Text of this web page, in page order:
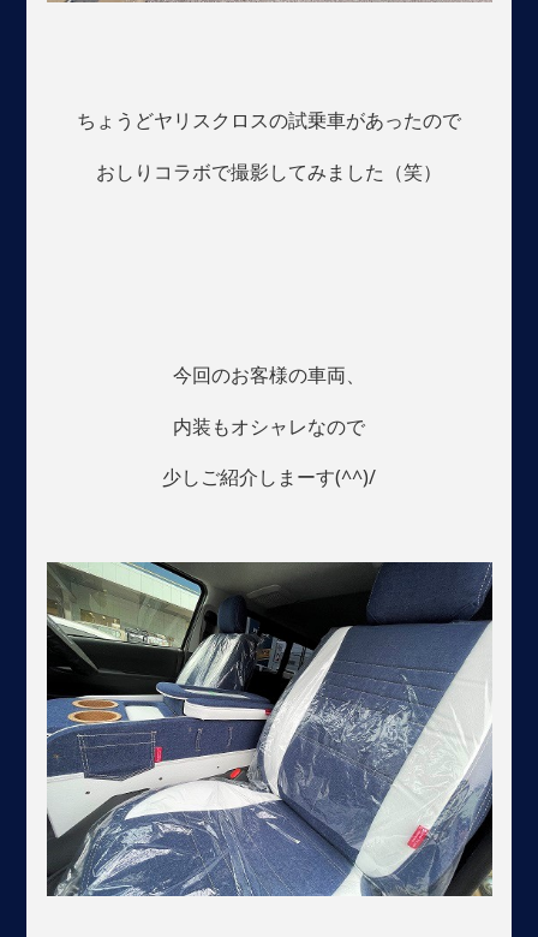
ちょうどヤリスクロスの試乗車があったので
おしりコラボで撮影してみました（笑）
今回のお客様の車両、
内装もオシャレなので
少しご紹介しまーす(^^)/